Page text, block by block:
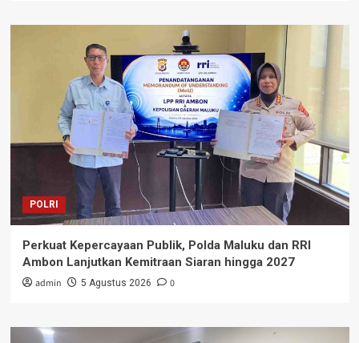
POLRI
Perkuat Kepercayaan Publik, Polda Maluku dan RRI
Ambon Lanjutkan Kemitraan Siaran hingga 2027
admin 5 Agustus 2026 0